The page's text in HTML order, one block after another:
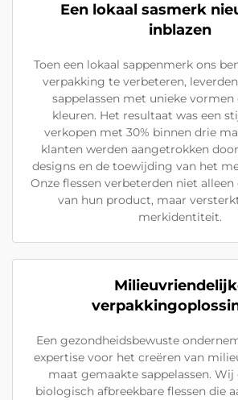
Een lokaal sasmerk
inblazen
Toen een lokaal sappenmerk ons
verpakking te verbeteren,
sappelassen met unieke vormen
kleuren. Het resultaat was een
verkopen met 30% binnen drie
klanten werden aangetrokken
designs en de toewijding van het
Onze flessen verbeterden niet
van hun product, maar
merkidentiteit.
Een gezondheidsbewuste
expertise voor het creëren van
maat gemaakte sappelassen.
biologisch afbreekbare flessen die